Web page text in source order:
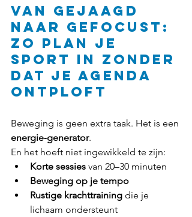
Van gejaagd
naar gefocust:
zo plan je
sport in zonder
dat je agenda
ontploft
Beweging is geen extra taak. Het is een
energie‑generator.
En het hoeft niet ingewikkeld te zijn:
Korte sessies van 20–30 minuten
Beweging op je tempo
Rustige krachttraining die je
lichaam ondersteunt